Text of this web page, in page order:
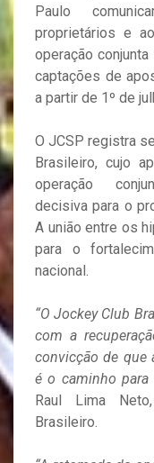
Paulo
proprietários e
operação
captações de
a partir de 1º de
O JCSP registra
Brasileiro, cujo
operação
decisiva para o
A união entre os
para o
nacional.
“O Jockey Club
com a
convicção de que
é o caminho para
Raul Lima
Brasileiro.